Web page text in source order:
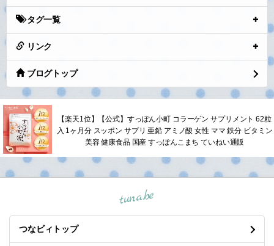
タグ一覧
リンク
ブログトップ
【楽天1位】【公式】すっぽん小町 コラーゲン サプリメント 62粒
入 1ヶ月分 スッポン サプリ 亜鉛 アミノ酸 女性 ママ 鉄分 ビタミン
美容 健康食品 国産 すっぽんこまち ていねい通販
tuna.be
つなビィトップ